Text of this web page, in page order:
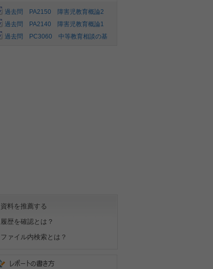
過去問 PA2150 障害児教育概論2
過去問 PA2140 障害児教育概論1
過去問 PC3060 中等教育相談の基
資料を推薦する
履歴を確認とは？
ファイル内検索とは？